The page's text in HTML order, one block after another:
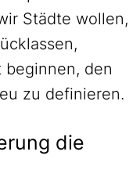
Städte wollen,
den
zu definieren.
die